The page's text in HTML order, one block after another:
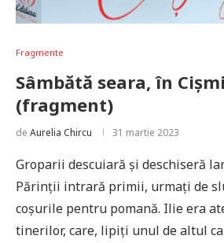
Fragmente
Sâmbătă seara, în
(fragment)
de Aurelia Chircu 31 martie 2023
Groparii descuiară și deschiseră
Părinții intrară primii, urmați de
coșurile pentru pomană. Ilie era
tinerilor, care, lipiți unul de altul